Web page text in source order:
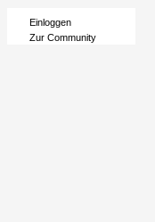
Einloggen
Zur Community